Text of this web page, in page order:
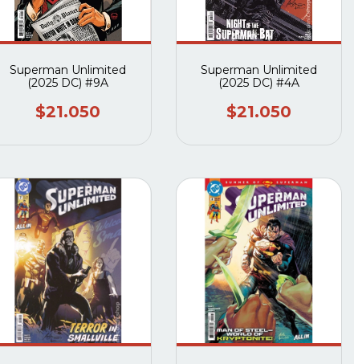
Superman Unlimited
(2025 DC) #9A
$21.050
Superman Unlimited
(2025 DC) #4A
$21.050